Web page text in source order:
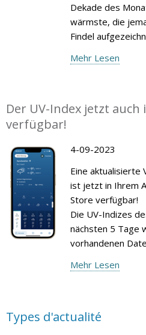
Dekade des
wärmste, die
Findel
Mehr Lesen
Der UV-Index jetzt
verfügbar!
4-09-2023
Eine aktualisierte
ist jetzt in Ihrem
Store verfügbar!
Die UV-Indizes
nächsten 5 Tage
vorhandenen
Mehr Lesen
Types d'actualité